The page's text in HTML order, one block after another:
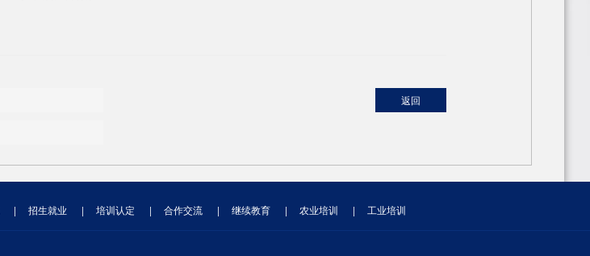
返回
| 招生就业 | 培训认定 | 合作交流 | 继续教育 | 农业培训 | 工业培训